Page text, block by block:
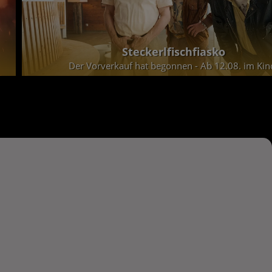
Steckerlfischfiasko
Der Vorverkauf hat begonnen - Ab 12.08. im